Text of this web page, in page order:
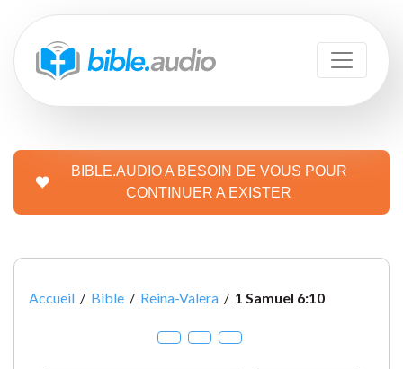
BIBLE.AUDIO A BESOIN DE VOUS POUR
CONTINUER A EXISTER
Accueil / Bible / Reina-Valera / 1 Samuel 6:10